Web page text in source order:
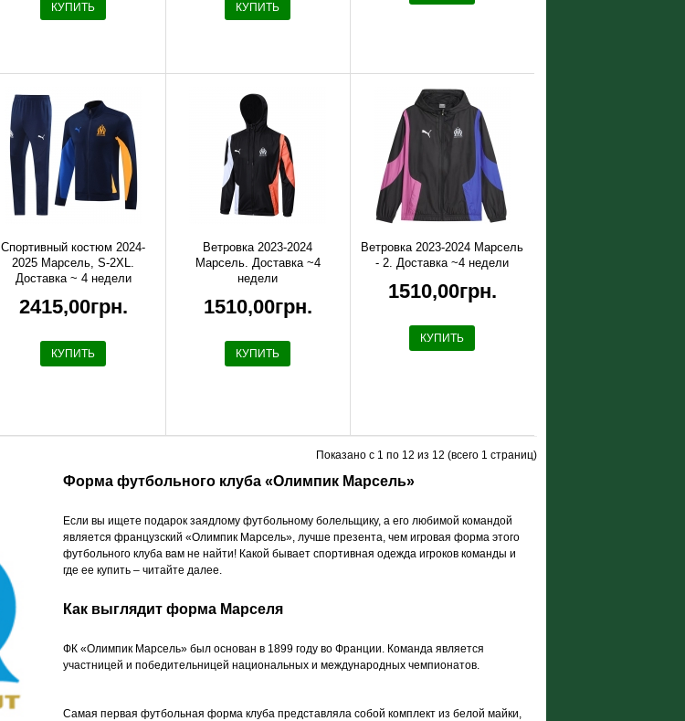
КУПИТЬ КУПИТЬ
Спортивный костюм 2024-
2025 Марсель, S-2XL.
Доставка ~ 4 недели
2415,00грн.
КУПИТЬ
Ветровка 2023-2024
Марсель. Доставка ~4
недели
1510,00грн.
КУПИТЬ
Ветровка 2023-2024 Марсель
- 2. Доставка ~4 недели
1510,00грн.
КУПИТЬ
Показано с 1 по 12 из 12 (всего 1 страниц)
Форма футбольного клуба «Олимпик Марсель»
Если вы ищете подарок заядлому футбольному болельщику, а его любимой командой
является французский «Олимпик Марсель», лучше презента, чем игровая форма этого
футбольного клуба вам не найти! Какой бывает спортивная одежда игроков команды и
где ее купить – читайте далее.
Как выглядит форма Марселя
ФК «Олимпик Марсель» был основан в 1899 году во Франции. Команда является
участницей и победительницей национальных и международных чемпионатов.
Самая первая футбольная форма клуба представляла собой комплект из белой майки,